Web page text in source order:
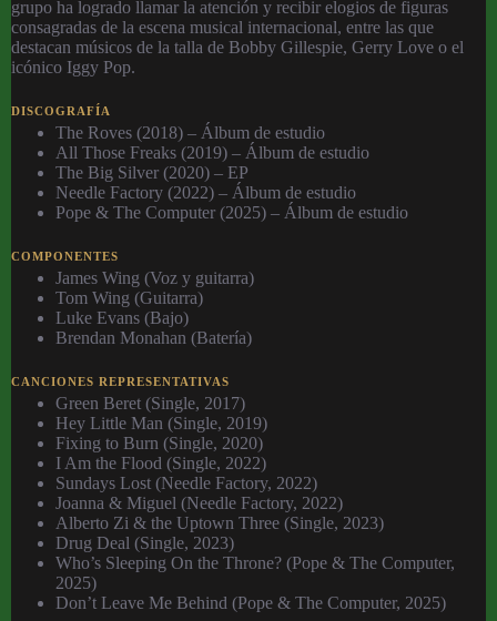
grupo ha logrado llamar la atención y recibir elogios de figuras
consagradas de la escena musical internacional, entre las que
destacan músicos de la talla de Bobby Gillespie, Gerry Love o el
icónico Iggy Pop.
DISCOGRAFÍA
The Roves (2018) – Álbum de estudio
All Those Freaks (2019) – Álbum de estudio
The Big Silver (2020) – EP
Needle Factory (2022) – Álbum de estudio
Pope & The Computer (2025) – Álbum de estudio
COMPONENTES
James Wing (Voz y guitarra)
Tom Wing (Guitarra)
Luke Evans (Bajo)
Brendan Monahan (Batería)
CANCIONES REPRESENTATIVAS
Green Beret (Single, 2017)
Hey Little Man (Single, 2019)
Fixing to Burn (Single, 2020)
I Am the Flood (Single, 2022)
Sundays Lost (Needle Factory, 2022)
Joanna & Miguel (Needle Factory, 2022)
Alberto Zi & the Uptown Three (Single, 2023)
Drug Deal (Single, 2023)
Who’s Sleeping On the Throne? (Pope & The Computer,
2025)
Don’t Leave Me Behind (Pope & The Computer, 2025)